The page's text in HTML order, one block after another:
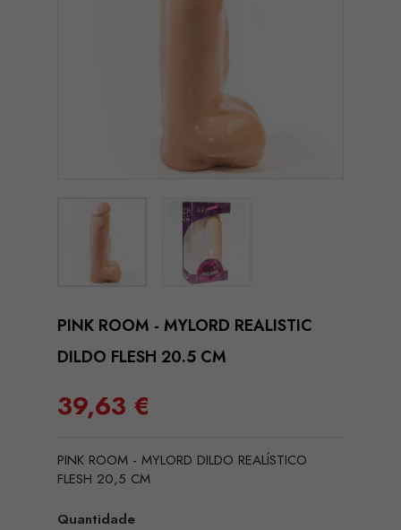
PINK ROOM - MYLORD REALISTIC
DILDO FLESH 20.5 CM
39,63 €
PINK ROOM - MYLORD DILDO REALÍSTICO
FLESH 20,5 CM
Quantidade